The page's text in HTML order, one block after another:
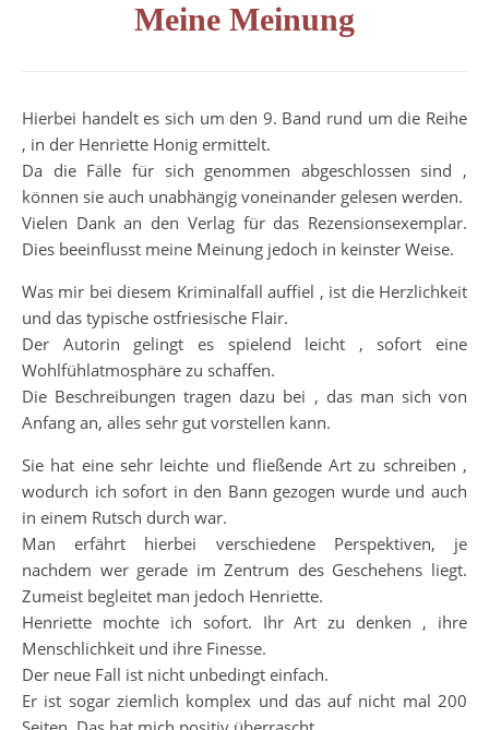
Meine Meinung
Hierbei handelt es sich um den 9. Band rund um die Reihe
, in der Henriette Honig ermittelt.
Da die Fälle für sich genommen abgeschlossen sind ,
können sie auch unabhängig voneinander gelesen werden.
Vielen Dank an den Verlag für das Rezensionsexemplar.
Dies beeinflusst meine Meinung jedoch in keinster Weise.
Was mir bei diesem Kriminalfall auffiel , ist die Herzlichkeit
und das typische ostfriesische Flair.
Der Autorin gelingt es spielend leicht , sofort eine
Wohlfühlatmosphäre zu schaffen.
Die Beschreibungen tragen dazu bei , das man sich von
Anfang an, alles sehr gut vorstellen kann.
Sie hat eine sehr leichte und fließende Art zu schreiben ,
wodurch ich sofort in den Bann gezogen wurde und auch
in einem Rutsch durch war.
Man erfährt hierbei verschiedene Perspektiven, je
nachdem wer gerade im Zentrum des Geschehens liegt.
Zumeist begleitet man jedoch Henriette.
Henriette mochte ich sofort. Ihr Art zu denken , ihre
Menschlichkeit und ihre Finesse.
Der neue Fall ist nicht unbedingt einfach.
Er ist sogar ziemlich komplex und das auf nicht mal 200